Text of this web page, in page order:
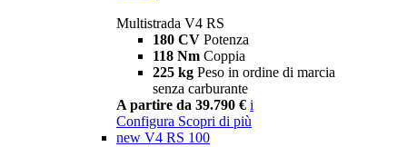
Multistrada V4 RS
180 CV Potenza
118 Nm Coppia
225 kg Peso in ordine di marcia
senza carburante
A partire da 39.790 € i
Configura Scopri di più
new V4 RS 100